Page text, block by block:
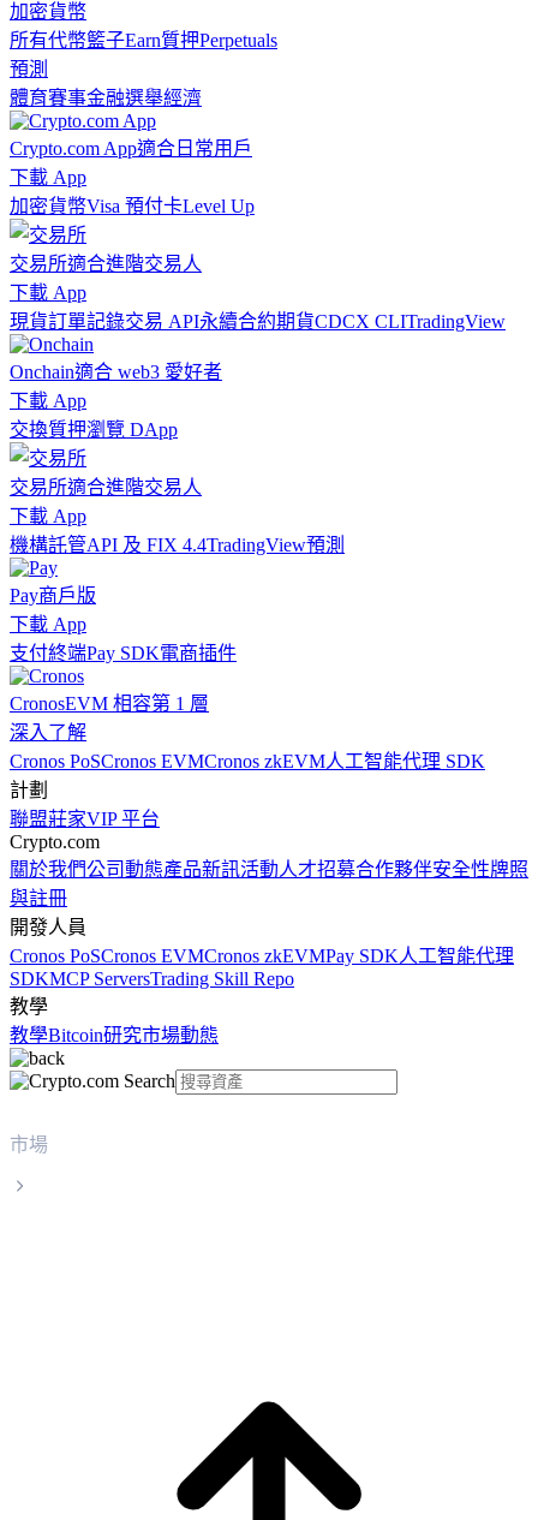
加密貨幣
所有代幣籃子Earn質押Perpetuals
預測
體育賽事金融選舉經濟
Crypto.com App適合日常用戶
下載 App
加密貨幣Visa 預付卡Level Up
交易所適合進階交易人
下載 App
現貨訂單記錄交易 API永續合約期貨CDCX CLITradingView
Onchain適合 web3 愛好者
下載 App
交換質押瀏覽 DApp
交易所適合進階交易人
下載 App
機構託管API 及 FIX 4.4TradingView預測
Pay商戶版
下載 App
支付終端Pay SDK電商插件
CronosEVM 相容第 1 層
深入了解
Cronos PoSCronos EVMCronos zkEVM人工智能代理 SDK
計劃
聯盟莊家VIP 平台
Crypto.com
關於我們公司動態產品新訊活動人才招募合作夥伴安全性牌照
與註冊
開發人員
Cronos PoSCronos EVMCronos zkEVMPay SDK人工智能代理
SDKMCP ServersTrading Skill Repo
教學
教學Bitcoin研究市場動態
市場